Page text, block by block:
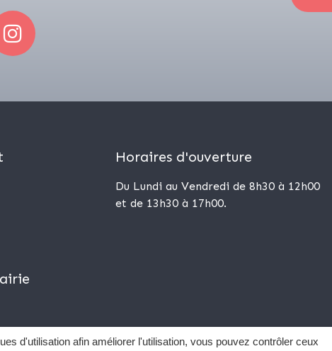
Horaires d'ouverture
Du Lundi au Vendredi de 8h30 à 12h00
et de 13h30 à 17h00.
Légales Données personnelles Sourd et
d'utilisation afin améliorer l'utilisation, vous pouvez contrôler ceux